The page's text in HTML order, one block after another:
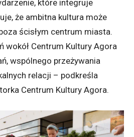
które integruje
że ambitna kultura może
ścisłym centrum miasta.
wokół Centrum Kultury Agora
wspólnego przeżywania
relacji – podkreśla
Centrum Kultury Agora.